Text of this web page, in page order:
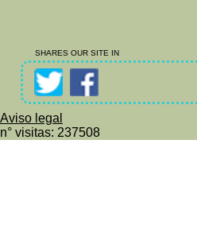
SHARES OUR SITE IN
Aviso legal
n° visitas: 237508